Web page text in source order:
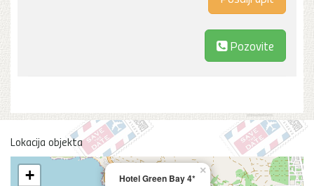
Pozovite
Lokacija objekta
Hotel Green Bay 4*
×
+